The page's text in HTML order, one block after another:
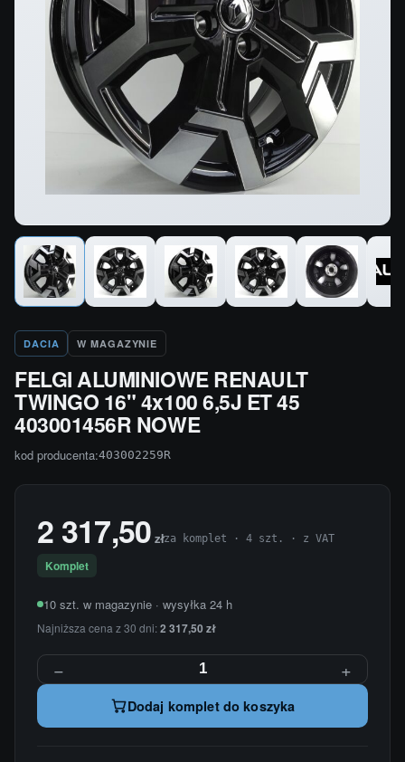
DACIA W MAGAZYNIE
FELGI ALUMINIOWE RENAULT
TWINGO 16" 4x100 6,5J ET 45
403001456R NOWE
kod producenta:403002259R
2 317,50 złza komplet · 4 szt. · z VAT
Komplet
10 szt. w magazynie · wysyłka 24 h
Najniższa cena z 30 dni:2 317,50 zł
− +
Dodaj komplet do koszyka